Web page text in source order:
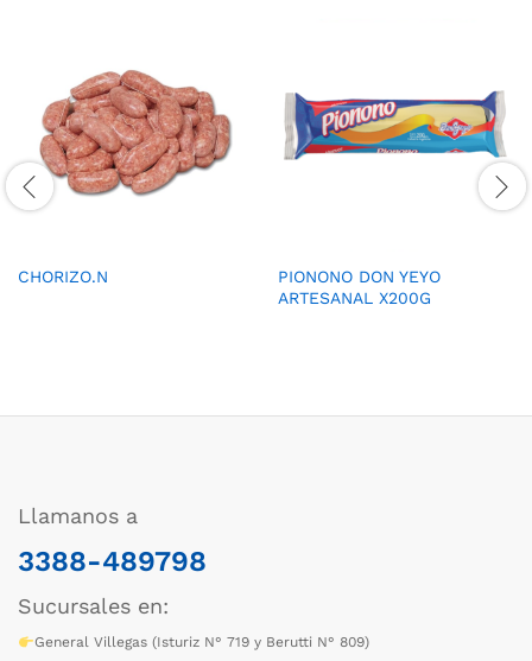
CHORIZO.N
PIONONO DON YEYO
ARTESANAL X200G
Llamanos a
3388-489798
Sucursales en:
General Villegas (Isturiz N° 719 y Berutti N° 809)